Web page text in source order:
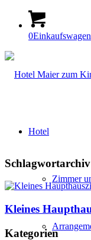
0Einkaufswagen
Hotel
Zimmer
Kleines
Kategorien